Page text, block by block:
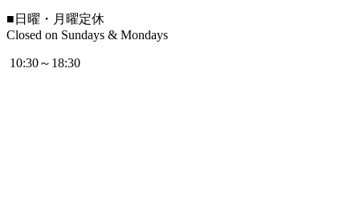
■ 日曜・月曜定休
Closed on Sundays & Mondays
10:30～18:30